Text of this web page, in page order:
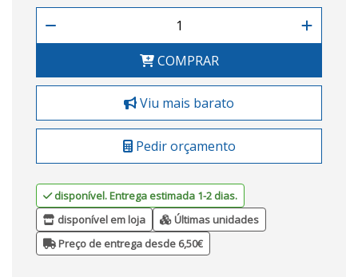
COMPRAR
Viu mais barato
Pedir orçamento
disponível. Entrega estimada 1-2 dias.
disponível em loja
Últimas unidades
Preço de entrega desde 6,50€